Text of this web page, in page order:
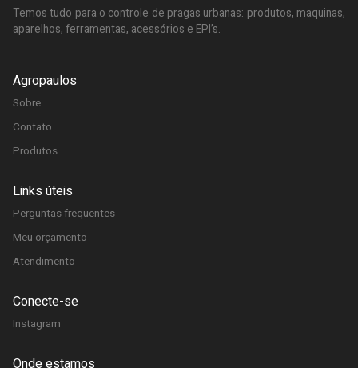
Temos tudo para o controle de pragas urbanas: produtos, maquinas,
aparelhos, ferramentas, acessórios e EPI’s.
Agropaulos
Sobre
Contato
Produtos
Links úteis
Perguntas frequentes
Meu orçamento
Atendimento
Conecte-se
Instagram